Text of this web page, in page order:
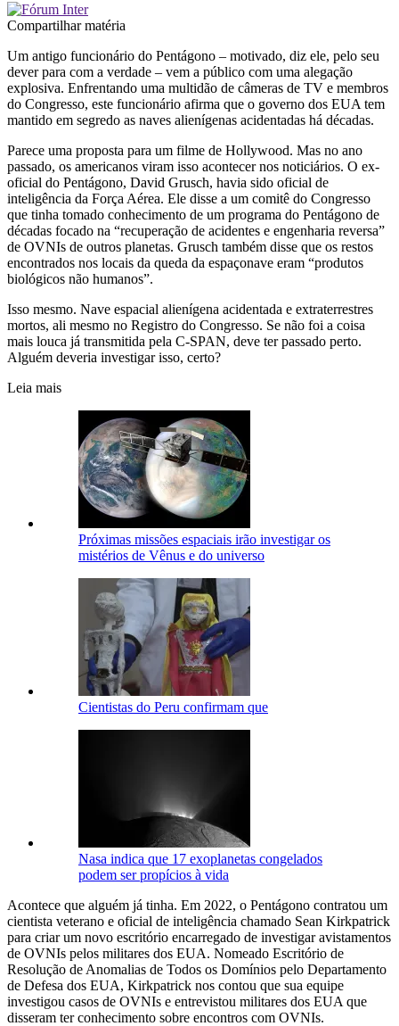
Compartilhar matéria
Um antigo funcionário do Pentágono – motivado, diz ele, pelo seu
dever para com a verdade – vem a público com uma alegação
explosiva. Enfrentando uma multidão de câmeras de TV e membros
do Congresso, este funcionário afirma que o governo dos EUA tem
mantido em segredo as naves alienígenas acidentadas há décadas.
Parece uma proposta para um filme de Hollywood. Mas no ano
passado, os americanos viram isso acontecer nos noticiários. O ex-
oficial do Pentágono, David Grusch, havia sido oficial de
inteligência da Força Aérea. Ele disse a um comitê do Congresso
que tinha tomado conhecimento de um programa do Pentágono de
décadas focado na “recuperação de acidentes e engenharia reversa”
de OVNIs de outros planetas. Grusch também disse que os restos
encontrados nos locais da queda da espaçonave eram “produtos
biológicos não humanos”.
Isso mesmo. Nave espacial alienígena acidentada e extraterrestres
mortos, ali mesmo no Registro do Congresso. Se não foi a coisa
mais louca já transmitida pela C-SPAN, deve ter passado perto.
Alguém deveria investigar isso, certo?
Leia mais
Próximas missões espaciais irão investigar os
mistérios de Vênus e do universo
Cientistas do Peru confirmam que
Nasa indica que 17 exoplanetas congelados
podem ser propícios à vida
Acontece que alguém já tinha. Em 2022, o Pentágono contratou um
cientista veterano e oficial de inteligência chamado Sean Kirkpatrick
para criar um novo escritório encarregado de investigar avistamentos
de OVNIs pelos militares dos EUA. Nomeado Escritório de
Resolução de Anomalias de Todos os Domínios pelo Departamento
de Defesa dos EUA, Kirkpatrick nos contou que sua equipe
investigou casos de OVNIs e entrevistou militares dos EUA que
disseram ter conhecimento sobre encontros com OVNIs.